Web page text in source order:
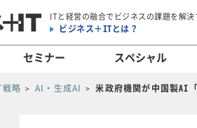
ITと経営の融合でビジネスの課題を解決
ビジネス＋ITとは？
セミナー スペシャル
略 AI・生成AI 米政府機関が中国製AI